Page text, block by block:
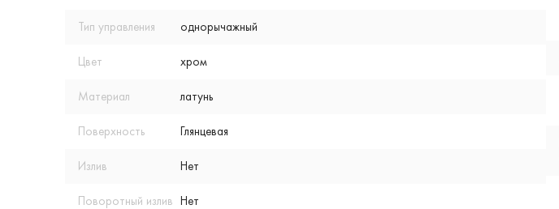
Тип управления однорычажный
Цвет хром
Материал латунь
Поверхность Глянцевая
Излив Нет
Поворотный излив Нет